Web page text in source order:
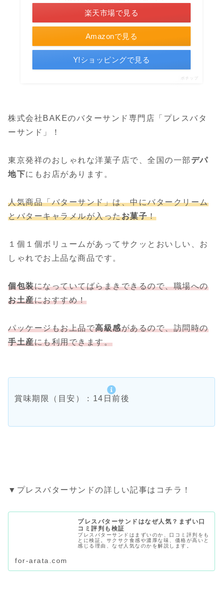
Amazonで見る
楽天市場で見る
Y!ショッピングで見る
ポチップ
株式会社BAKEのバターサンド専門店「プレスバタ
ーサンド」！
東京発祥のおしゃれな洋菓子店で、全国の一部 デパ
地下にもお店があります。
人気商品「バターサンド」は、中にバタークリーム
とバターキャラメルが入ったお菓子！
１個１個ボリュームがあってサクッとおいしい、お
しゃれでお上品な商品です。
個包装になっていてばらまきできるので、職場への
お土産におすすめ！
パッケージもお上品で高級感があるので、訪問時の
手土産にも利用できます。
賞味期限（目安）：14日前後
▼プレスバターサンドの詳しい記事はコチラ！
プレスバターサンドはなぜ人気？まずい口
コミ評判も検証
プレスバターサンドはまずいのか、口コミ評判をも
とに検証。サクサク食感や濃厚な味、価格が高いと
感じる理由、なぜ人気なのかを解説します。
for-arata.com